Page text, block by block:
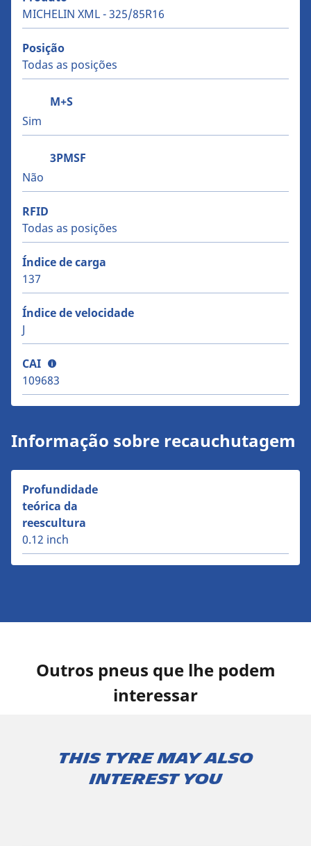
MICHELIN XML - 325/85R16
Posição
Todas as posições
M+S
Sim
3PMSF
Não
RFID
Todas as posições
Índice de carga
137
Índice de velocidade
J
CAI
109683
Informação sobre recauchutagem
Profundidade
teórica da
reescultura
0.12 inch
Outros pneus que lhe podem
interessar
This tyre may also
interest you